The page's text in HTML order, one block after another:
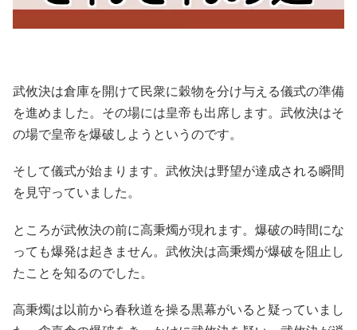
武攸決は倉庫を開けて民衆に穀物を分け与える儀式の準備
を進めました。その場には皇帝も出席します。武攸決はそ
の場で皇帝を爆破しようというのです。
そして儀式が始まります。武攸決は野望が達成される瞬間
を見守っていました。
ところが武攸決の前に高秉燭が現れます。爆破の時間にな
っても爆発は起きません。武攸決は高秉燭が爆破を阻止し
たことを知るのでした。
高秉燭は以前から春秋道を操る黒幕がいると疑っていまし